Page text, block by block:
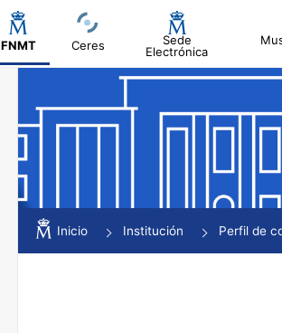
FNMT Ceres
Sede
Electrónica
Mostrar/Ocultar
Mostrar/Ocultar
Inicio Institución Perfil de